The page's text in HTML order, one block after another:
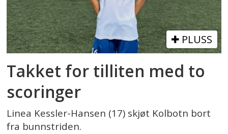
PLUSS
Takket for tilliten med to
scoringer
Linea Kessler-Hansen (17) skjøt Kolbotn bort
fra bunnstriden.